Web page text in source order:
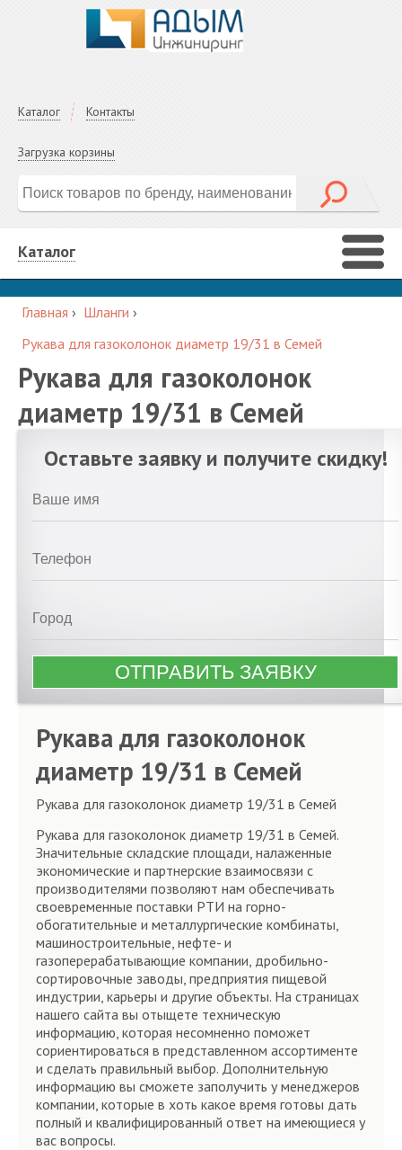
Каталог Контакты
Загрузка корзины
Каталог
Главная › Шланги ›
Рукава для газоколонок диаметр 19/31 в Семей
Рукава для газоколонок
диаметр 19/31 в Семей
Оставьте заявку и получите скидку!
Рукава для газоколонок
диаметр 19/31 в Семей
Рукава для газоколонок диаметр 19/31 в Семей
Рукава для газоколонок диаметр 19/31 в Семей.
Значительные складские площади, налаженные
экономические и партнерские взаимосвязи с
производителями позволяют нам обеспечивать
своевременные поставки РТИ на горно-
обогатительные и металлургические комбинаты,
машиностроительные, нефте- и
газоперерабатывающие компании, дробильно-
сортировочные заводы, предприятия пищевой
индустрии, карьеры и другие объекты. На страницах
нашего сайта вы отыщете техническую
информацию, которая несомненно поможет
сориентироваться в представленном ассортименте
и сделать правильный выбор. Дополнительную
информацию вы сможете заполучить у менеджеров
компании, которые в хоть какое время готовы дать
полный и квалифицированный ответ на имеющиеся у
вас вопросы.